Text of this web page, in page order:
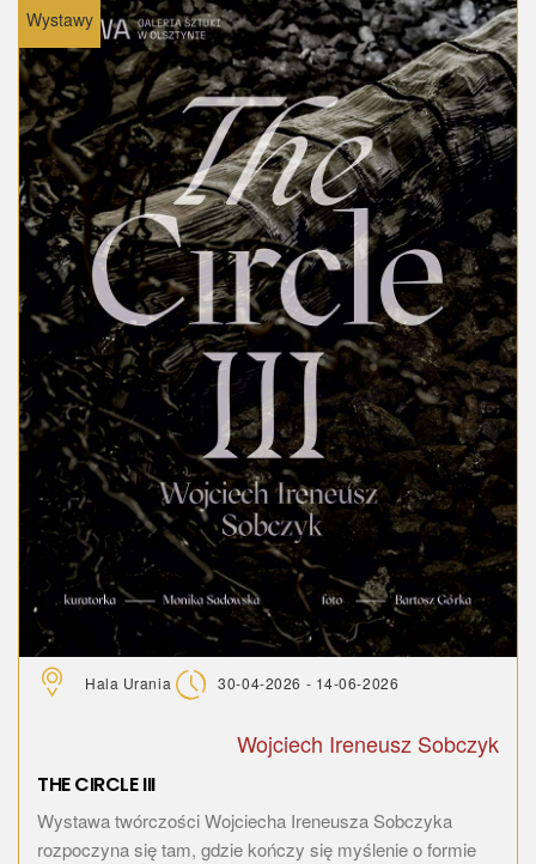
Wystawy
Hala Urania 30-04-2026 - 14-06-2026
Wojciech Ireneusz Sobczyk
THE CIRCLE III
Wystawa twórczości Wojciecha Ireneusza Sobczyka
rozpoczyna się tam, gdzie kończy się myślenie o formie